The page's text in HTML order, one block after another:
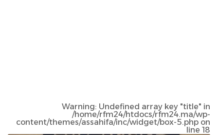
Warning: Undefined array key "title" in
/home/rfm24/htdocs/rfm24.ma/wp-
content/themes/assahifa/inc/widget/box-5.php on
line 18